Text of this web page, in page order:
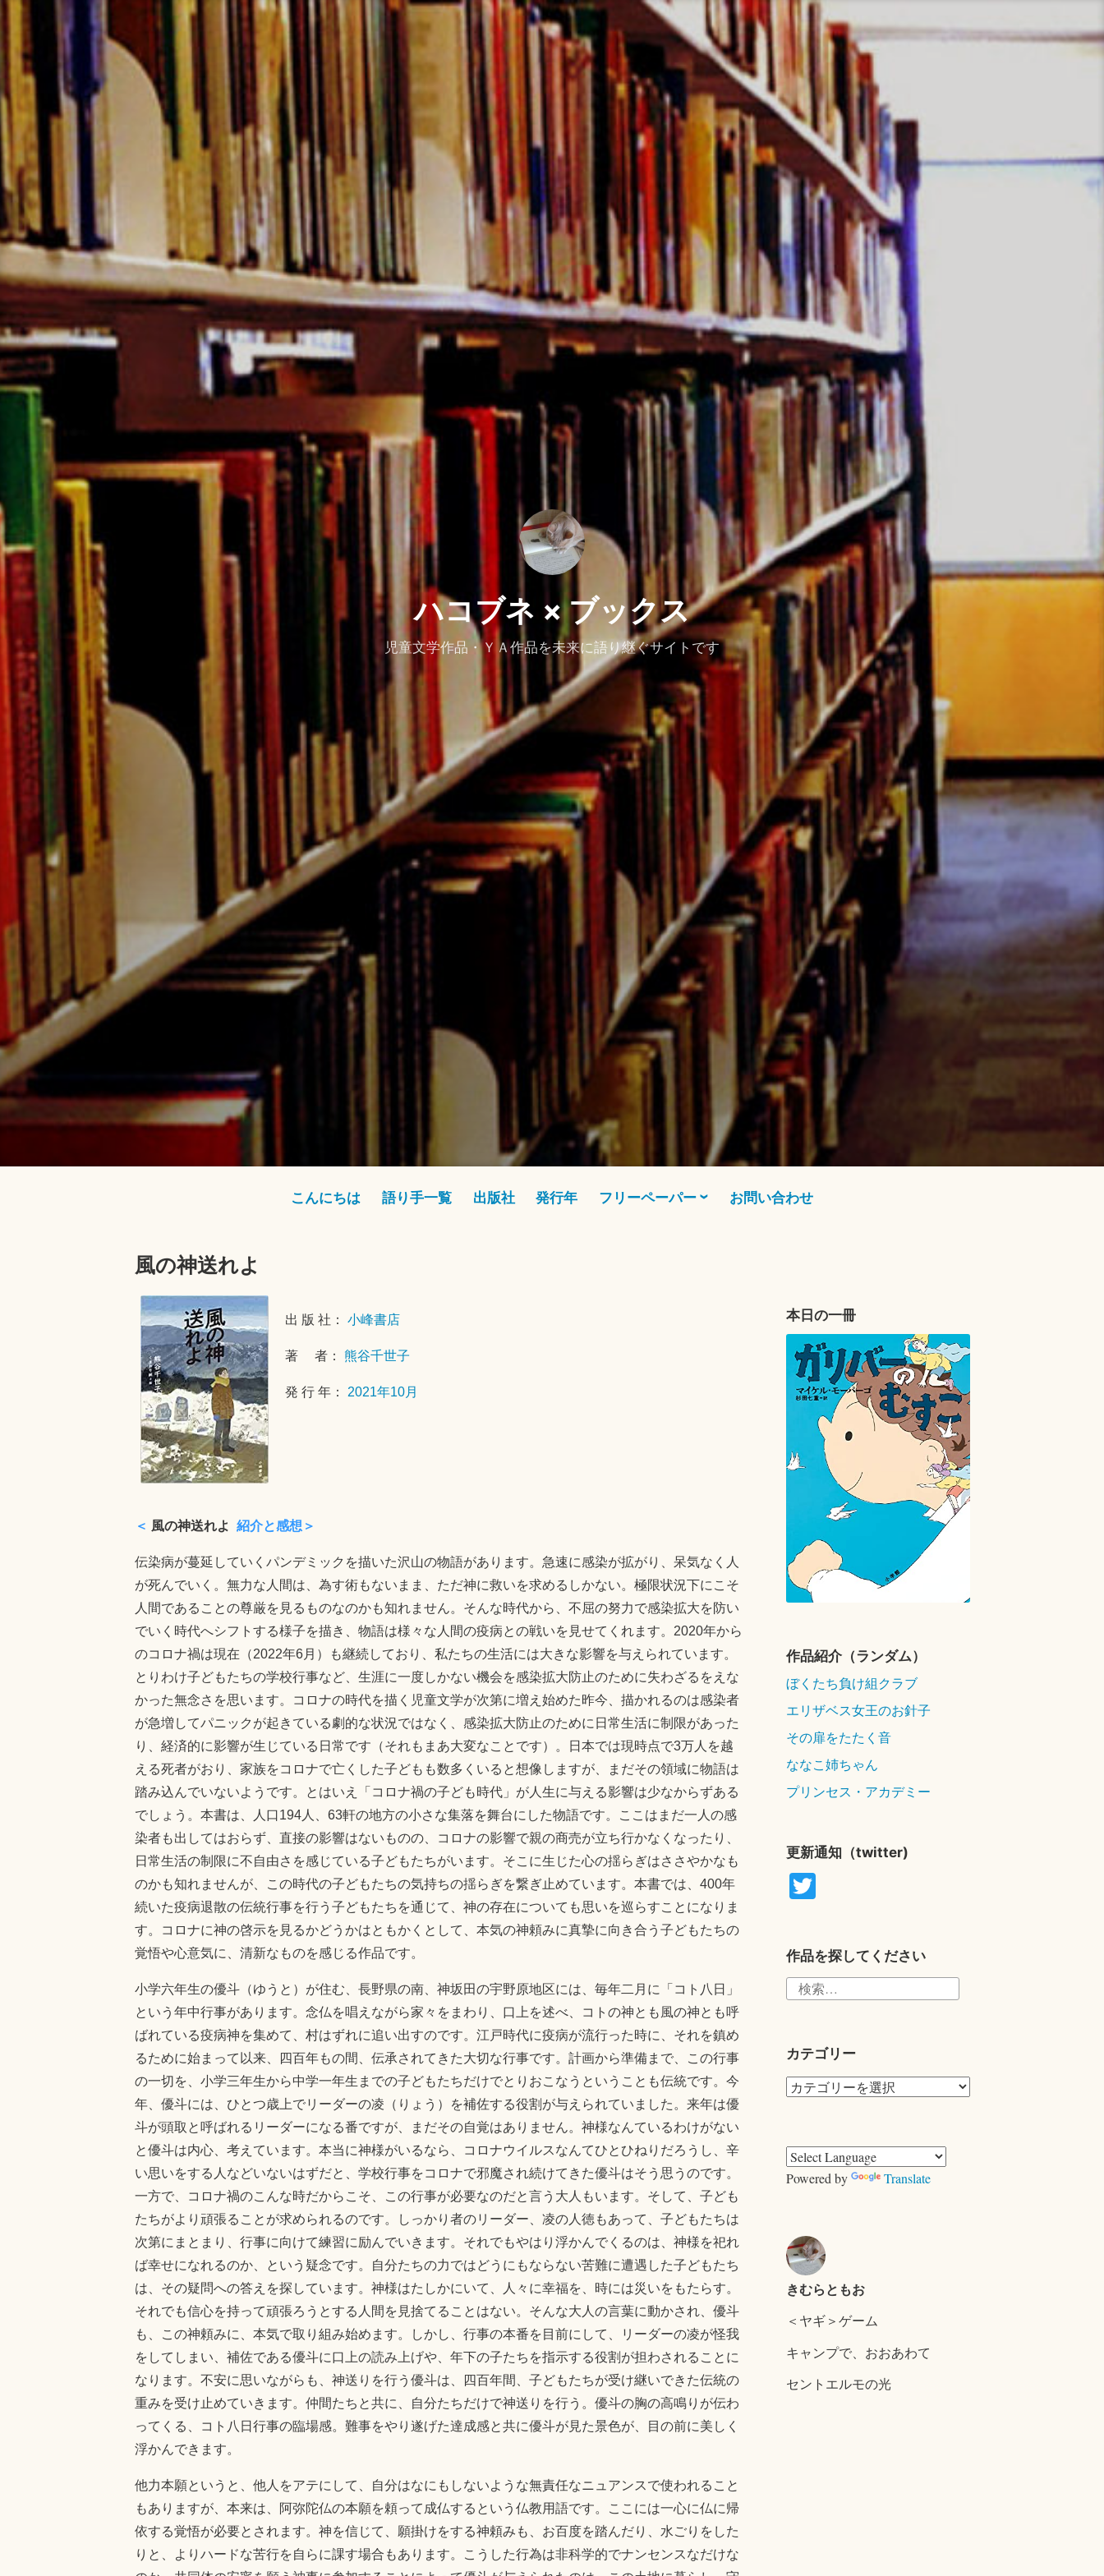
ン
へ
ス
キ
ッ
プ
ハコブネ × ブックス
児童文学作品・ＹＡ作品を未来に語り継ぐサイトです
こんにちは 語り手一覧 出版社 発行年 フリーペーパー お問い合わせ
風の神送れよ
出 版 社： 小峰書店
著 者： 熊谷千世子
発 行 年： 2021年10月
＜ 風の神送れよ 紹介と感想＞
伝染病が蔓延していくパンデミックを描いた沢山の物語があります。急速に感染が拡がり、呆気なく人
が死んでいく。無力な人間は、為す術もないまま、ただ神に救いを求めるしかない。極限状況下にこそ
人間であることの尊厳を見るものなのかも知れません。そんな時代から、不屈の努力で感染拡大を防い
でいく時代へシフトする様子を描き、物語は様々な人間の疫病との戦いを見せてくれます。2020年から
のコロナ禍は現在（2022年6月）も継続しており、私たちの生活には大きな影響を与えられています。
とりわけ子どもたちの学校行事など、生涯に一度しかない機会を感染拡大防止のために失わざるをえな
かった無念さを思います。コロナの時代を描く児童文学が次第に増え始めた昨今、描かれるのは感染者
が急増してパニックが起きている劇的な状況ではなく、感染拡大防止のために日常生活に制限があった
り、経済的に影響が生じている日常です（それもまあ大変なことです）。日本では現時点で3万人を越
える死者がおり、家族をコロナで亡くした子どもも数多くいると想像しますが、まだその領域に物語は
踏み込んでいないようです。とはいえ「コロナ禍の子ども時代」が人生に与える影響は少なからずある
でしょう。本書は、人口194人、63軒の地方の小さな集落を舞台にした物語です。ここはまだ一人の感
染者も出してはおらず、直接の影響はないものの、コロナの影響で親の商売が立ち行かなくなったり、
日常生活の制限に不自由さを感じている子どもたちがいます。そこに生じた心の揺らぎはささやかなも
のかも知れませんが、この時代の子どもたちの気持ちの揺らぎを繋ぎ止めています。本書では、400年
続いた疫病退散の伝統行事を行う子どもたちを通じて、神の存在についても思いを巡らすことになりま
す。コロナに神の啓示を見るかどうかはともかくとして、本気の神頼みに真摯に向き合う子どもたちの
覚悟や心意気に、清新なものを感じる作品です。
小学六年生の優斗（ゆうと）が住む、長野県の南、神坂田の宇野原地区には、毎年二月に「コト八日」
という年中行事があります。念仏を唱えながら家々をまわり、口上を述べ、コトの神とも風の神とも呼
ばれている疫病神を集めて、村はずれに追い出すのです。江戸時代に疫病が流行った時に、それを鎮め
るために始まって以来、四百年もの間、伝承されてきた大切な行事です。計画から準備まで、この行事
の一切を、小学三年生から中学一年生までの子どもたちだけでとりおこなうということも伝統です。今
年、優斗には、ひとつ歳上でリーダーの凌（りょう）を補佐する役割が与えられていました。来年は優
斗が頭取と呼ばれるリーダーになる番ですが、まだその自覚はありません。神様なんているわけがない
と優斗は内心、考えています。本当に神様がいるなら、コロナウイルスなんてひとひねりだろうし、辛
い思いをする人などいないはずだと、学校行事をコロナで邪魔され続けてきた優斗はそう思うのです。
一方で、コロナ禍のこんな時だからこそ、この行事が必要なのだと言う大人もいます。そして、子ども
たちがより頑張ることが求められるのです。しっかり者のリーダー、凌の人徳もあって、子どもたちは
次第にまとまり、行事に向けて練習に励んでいきます。それでもやはり浮かんでくるのは、神様を祀れ
ば幸せになれるのか、という疑念です。自分たちの力ではどうにもならない苦難に遭遇した子どもたち
は、その疑問への答えを探しています。神様はたしかにいて、人々に幸福を、時には災いをもたらす。
それでも信心を持って頑張ろうとする人間を見捨てることはない。そんな大人の言葉に動かされ、優斗
も、この神頼みに、本気で取り組み始めます。しかし、行事の本番を目前にして、リーダーの凌が怪我
をしてしまい、補佐である優斗に口上の読み上げや、年下の子たちを指示する役割が担わされることに
なります。不安に思いながらも、神送りを行う優斗は、四百年間、子どもたちが受け継いできた伝統の
重みを受け止めていきます。仲間たちと共に、自分たちだけで神送りを行う。優斗の胸の高鳴りが伝わ
ってくる、コト八日行事の臨場感。難事をやり遂げた達成感と共に優斗が見た景色が、目の前に美しく
浮かんできます。
他力本願というと、他人をアテにして、自分はなにもしないような無責任なニュアンスで使われること
もありますが、本来は、阿弥陀仏の本願を頼って成仏するという仏教用語です。ここには一心に仏に帰
依する覚悟が必要とされます。神を信じて、願掛けをする神頼みも、お百度を踏んだり、水ごりをした
りと、よりハードな苦行を自らに課す場合もあります。こうした行為は非科学的でナンセンスなだけな
本日の一冊
作品紹介（ランダム）
ぼくたち負け組クラブ
エリザベス女王のお針子
その扉をたたく音
ななこ姉ちゃん
プリンセス・アカデミー
更新通知（twitter)
T
r
作品を探してください
カテゴリー
カ
リ
ー
Powered by Translate
きむらともお
＜ヤギ＞ゲーム
キャンプで、おおあわて
セントエルモの光